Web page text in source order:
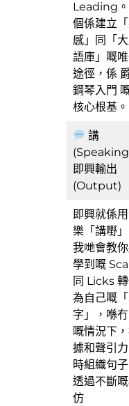
Leading
個係建立
感」同「
語庫」嘅
途徑，係
鋼琴入門
核心根基。
講
即興輸出
(Output)
即興就係
樂「講嘢」
我哋會教
學到嘅
同 Licks
為自己嘅
字」，喺
嘅情況下
據和聲引
時組織句子
透過不斷
仿